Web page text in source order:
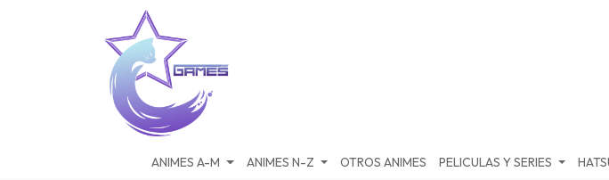
ANIMES A-M ANIMES N-Z OTROS ANIMES PELICULAS Y SERIES